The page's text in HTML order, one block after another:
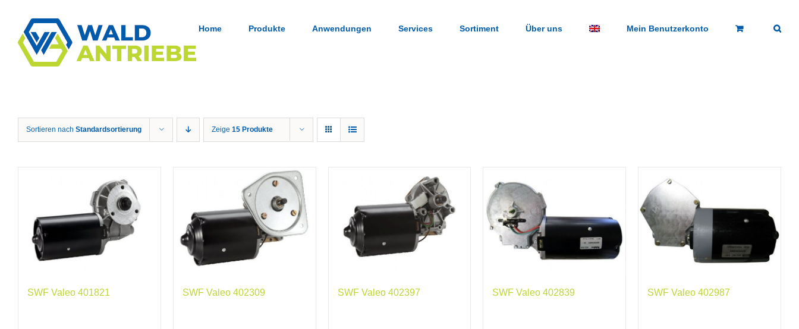
springen
Home Produkte Anwendungen Services Sortiment Über uns Mein Benutzerkonto
Sortieren nach Standardsortierung Zeige 15 Produkte
SWF Valeo 401821 SWF Valeo 402309 SWF Valeo 402397 SWF Valeo 402839 SWF Valeo 402987